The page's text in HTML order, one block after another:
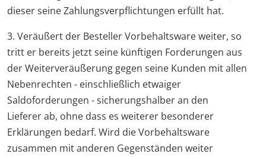
dieser seine Zahlungsverpflichtungen erfüllt hat.
3. Veräußert der Besteller Vorbehaltsware weiter, so
tritt er bereits jetzt seine künftigen Forderungen aus
der Weiterveräußerung gegen seine Kunden mit allen
Nebenrechten - einschließlich etwaiger
Saldoforderungen - sicherungshalber an den
Lieferer ab, ohne dass es weiterer besonderer
Erklärungen bedarf. Wird die Vorbehaltsware
zusammen mit anderen Gegenständen weiter